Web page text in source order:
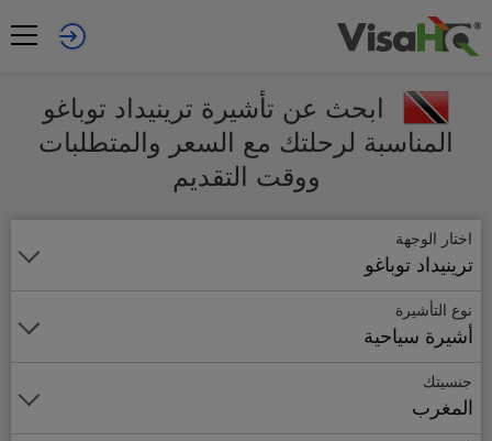
ابحث عن تأشيرة ترينيداد توباغو
المناسبة لرحلتك مع السعر والمتطلبات
ووقت التقديم
اختار الوجهة
ترينيداد توباغو
نوع التأشيرة
أشيرة سياحية
جنسيتك
المغرب